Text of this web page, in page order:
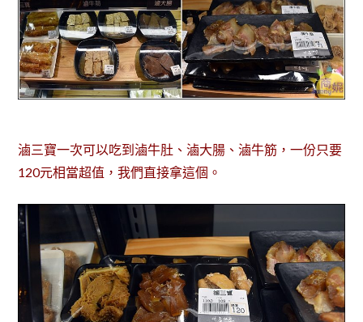
滷三寶一次可以吃到滷牛肚、滷大腸、滷牛筋，一份只要
120元相當超值，我們直接拿這個。